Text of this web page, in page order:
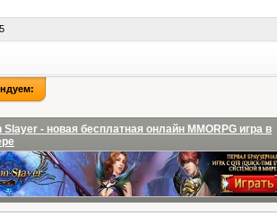
Slayer - новая бесплатная онлайн MMORPG игра в